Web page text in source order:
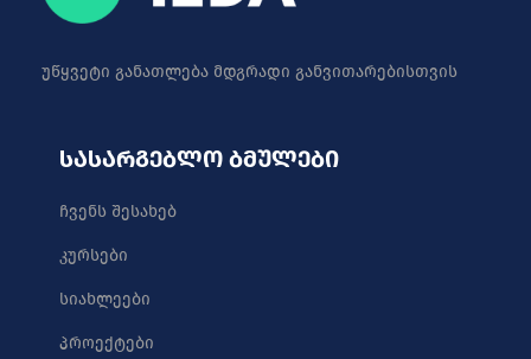
უწყვეტი განათლება მდგრადი განვითარებისთვის
სასარგებლო ბმულები
ჩვენს შესახებ
კურსები
სიახლეები
პროექტები